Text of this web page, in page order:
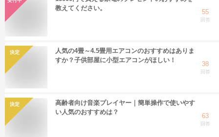
教えてください。
55
回答
決定
人気の4畳～4.5畳用エアコンのおすすめはありま
すか？子供部屋に小型エアコンがほしい！
38
回答
決定
高齢者向け音楽プレイヤー｜簡単操作で使いやす
い人気のおすすめは？
63
回答